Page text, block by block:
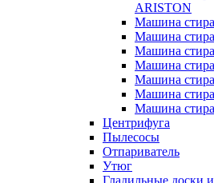
ARISTON
Машина
Машина
Машина
Машина
Машина
Машина
Машина
Центрифуга
Пылесосы
Отпариватель
Утюг
Гладильные доски